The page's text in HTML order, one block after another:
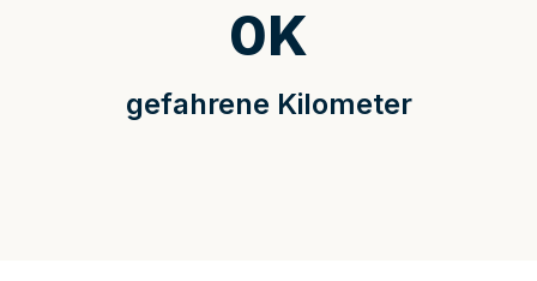
gefahrene Kilometer
0K